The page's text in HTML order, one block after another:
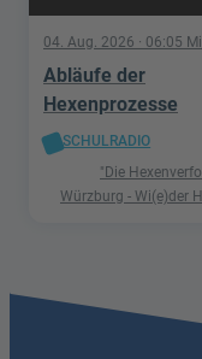
04. Aug. 2026 · 06:05
Abläufe der
Hexenprozesse
SCHULRADIO
"Die
Würzburg - Wi(e)der